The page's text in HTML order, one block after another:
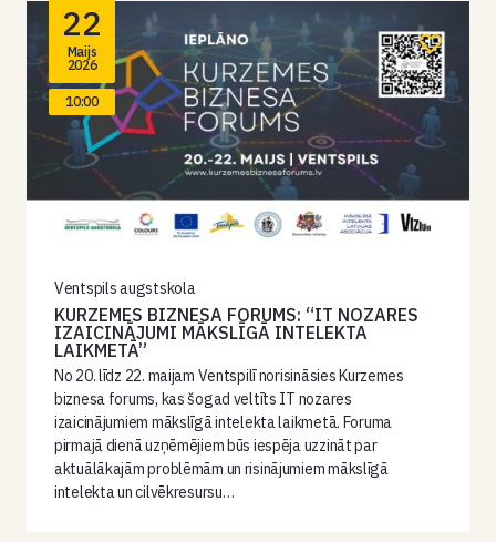
22
Maijs
2026
10:00
Ventspils augstskola
KURZEMES BIZNESA FORUMS: “IT NOZARES
IZAICINĀJUMI MĀKSLĪGĀ INTELEKTA
LAIKMETĀ”
No 20. līdz 22. maijam Ventspilī norisināsies Kurzemes
biznesa forums, kas šogad veltīts IT nozares
izaicinājumiem mākslīgā intelekta laikmetā. Foruma
pirmajā dienā uzņēmējiem būs iespēja uzzināt par
aktuālākajām problēmām un risinājumiem mākslīgā
intelekta un cilvēkresursu…